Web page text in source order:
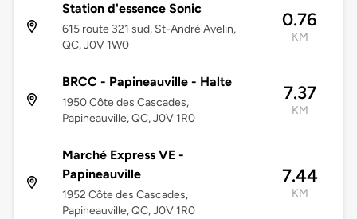
Station d'essence Sonic
615 route 321 sud, St-André Avelin,
QC, J0V 1W0
0.76
KM
BRCC - Papineauville - Halte
1950 Côte des Cascades,
Papineauville, QC, J0V 1R0
7.37
KM
Marché Express VE -
Papineauville
1952 Côte des Cascades,
Papineauville, QC, J0V 1R0
7.44
KM